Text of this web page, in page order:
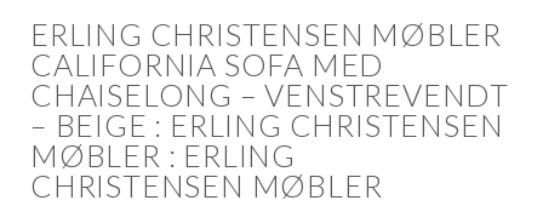
ERLING CHRISTENSEN MØBLER
CALIFORNIA SOFA MED
CHAISELONG – VENSTREVENDT
– BEIGE : ERLING CHRISTENSEN
MØBLER : ERLING
CHRISTENSEN MØBLER